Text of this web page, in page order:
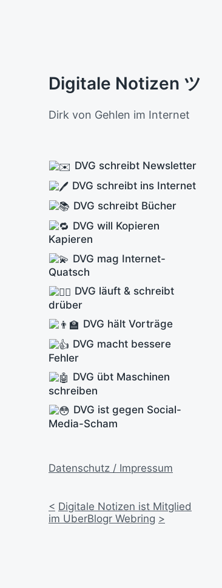
Digitale Notizen ツ
Dirk von Gehlen im Internet
DVG schreibt Newsletter
DVG schreibt ins Internet
DVG schreibt Bücher
DVG will Kopieren
Kapieren
DVG mag Internet-
Quatsch
DVG läuft & schreibt
drüber
DVG hält Vorträge
DVG macht bessere
Fehler
DVG übt Maschinen
schreiben
DVG ist gegen Social-
Media-Scham
Datenschutz / Impressum
< Digitale Notizen ist Mitglied
im UberBlogr Webring >